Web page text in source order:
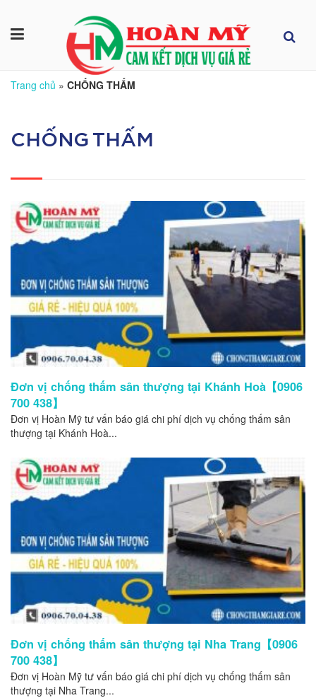
Trang chủ » CHỐNG THẤM
CHỐNG THẤM
Đơn vị chống thấm sân thượng tại Khánh Hoà【0906
700 438】
Đơn vị Hoàn Mỹ tư vấn báo giá chi phí dịch vụ chống thấm sân
thượng tại Khánh Hoà...
Đơn vị chống thấm sân thượng tại Nha Trang【0906
700 438】
Đơn vị Hoàn Mỹ tư vấn báo giá chi phí dịch vụ chống thấm sân
thượng tại Nha Trang...